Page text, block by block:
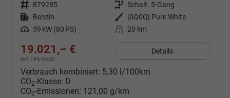
Fahrzeugnr. 879285 Getriebe Schalt. 5-Gang
Kraftstoff Benzin Außenfarbe
[0Q0Q] Pure White
Leistung 59 kW (80 PS) Kilometerstand 20 km
19.021,– €
incl. 19% MwSt.
Details
Verbrauch kombiniert: 5,30 l/100km
CO2-Klasse: D
CO2-Emissionen: 121,00 g/km